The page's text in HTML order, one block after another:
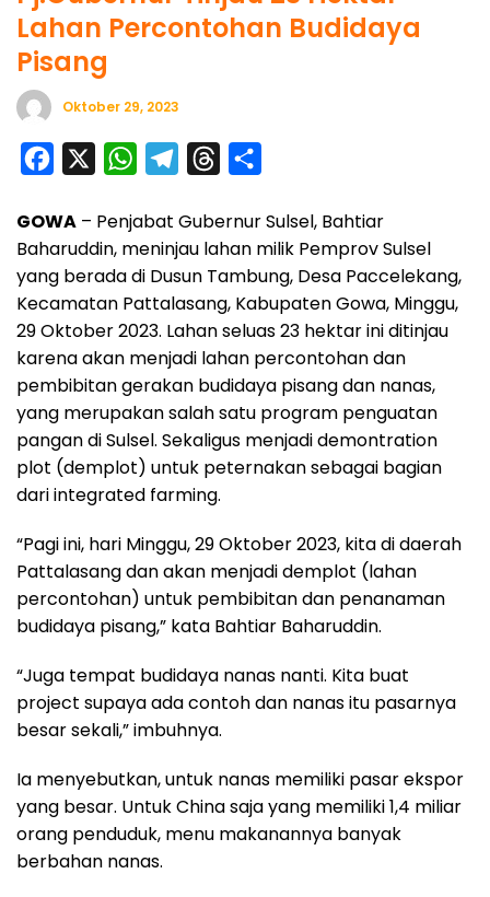
Lahan Percontohan Budidaya
Pisang
Oktober 29, 2023
c
e
b
o
o
k
W
a
t
s
A
p
p
l
e
g
r
a
m
r
e
a
d
s
a
r
e
GOWA – Penjabat Gubernur Sulsel, Bahtiar
Baharuddin, meninjau lahan milik Pemprov Sulsel
yang berada di Dusun Tambung, Desa Paccelekang,
Kecamatan Pattalasang, Kabupaten Gowa, Minggu,
29 Oktober 2023. Lahan seluas 23 hektar ini ditinjau
karena akan menjadi lahan percontohan dan
pembibitan gerakan budidaya pisang dan nanas,
yang merupakan salah satu program penguatan
pangan di Sulsel. Sekaligus menjadi demontration
plot (demplot) untuk peternakan sebagai bagian
dari integrated farming.
“Pagi ini, hari Minggu, 29 Oktober 2023, kita di daerah
Pattalasang dan akan menjadi demplot (lahan
percontohan) untuk pembibitan dan penanaman
budidaya pisang,” kata Bahtiar Baharuddin.
“Juga tempat budidaya nanas nanti. Kita buat
project supaya ada contoh dan nanas itu pasarnya
besar sekali,” imbuhnya.
Ia menyebutkan, untuk nanas memiliki pasar ekspor
yang besar. Untuk China saja yang memiliki 1,4 miliar
orang penduduk, menu makanannya banyak
berbahan nanas.